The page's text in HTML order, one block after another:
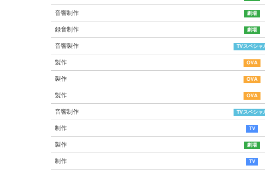
音響制作
録音制作
音響製作
製作
製作
製作
音響制作
制作
製作
制作